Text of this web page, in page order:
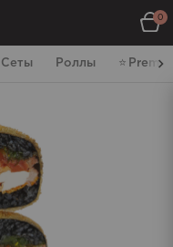
0
Сеты Роллы ⭐️